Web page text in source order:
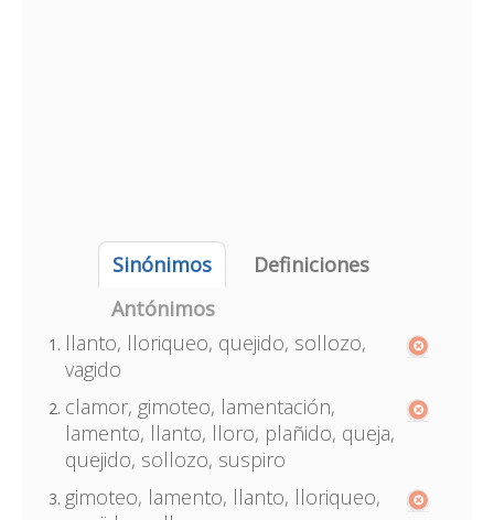
Sinónimos
Definiciones
Antónimos
llanto, lloriqueo, quejido, sollozo,
vagido
clamor, gimoteo, lamentación,
lamento, llanto, lloro, plañido, queja,
quejido, sollozo, suspiro
gimoteo, lamento, llanto, lloriqueo,